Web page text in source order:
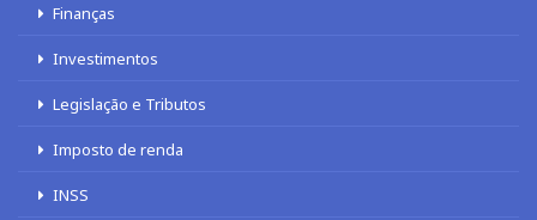
Finanças
Investimentos
Legislação e Tributos
Imposto de renda
INSS